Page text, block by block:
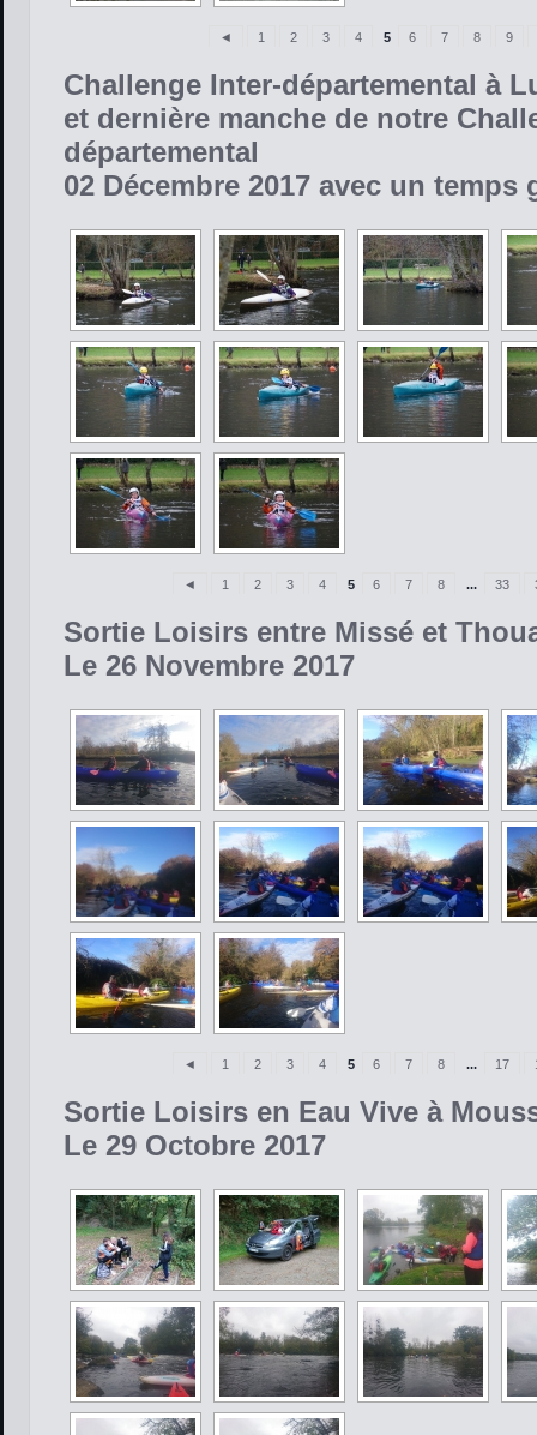
◄ 1 2 3 4 5 6 7 8 9
Challenge Inter-départemental à
et dernière manche de notre
départemental
02 Décembre 2017 avec un temps
◄ 1 2 3 4 5 6 7 8 ... 33
Sortie Loisirs entre Missé et
Le 26 Novembre 2017
◄ 1 2 3 4 5 6 7 8 ... 17
Sortie Loisirs en Eau Vive à
Le 29 Octobre 2017